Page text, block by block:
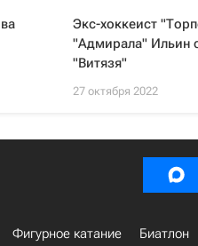
Экс-хоккеист
"Адмирала" Ильин
"Витязя"
27 октября 2022
Фигурное катание Биатлон